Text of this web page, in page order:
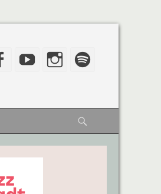
Facebook
YouTubeInstagram